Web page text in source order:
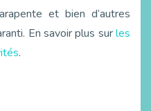
et bien d’autres
En savoir plus surles
.